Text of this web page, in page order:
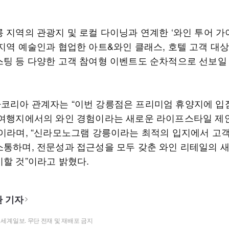
지역의 관광지 및 로컬 다이닝과 연계한 ‘와인 투어 가
역 예술인과 협업한 아트&와인 클래스, 호텔 고객 대
팅 등 다양한 고객 참여형 이벤트도 순차적으로 선보
리아 관계자는 “이번 강릉점은 프리미엄 휴양지에 입
행지에서의 와인 경험이라는 새로운 라이프스타일 제
라며, “신라모노그램 강릉이라는 최적의 입지에서 고
통하며, 전문성과 접근성을 모두 갖춘 와인 리테일의
것”이라고 밝혔다.
기자
계일보. 무단 전재 및 재배포 금지